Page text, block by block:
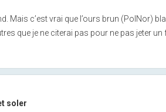
Mais c’est vrai que l’ours brun (PolNor)
que je ne citerai pas pour ne pas jeter un
soler